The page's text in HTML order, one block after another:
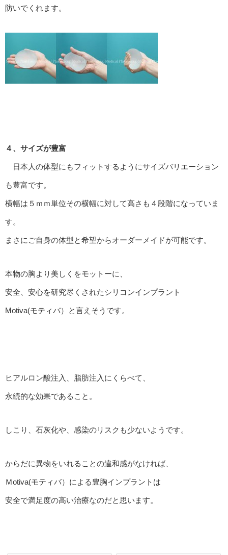
防いでくれます。
４、サイズが豊富
日本人の体型にもフィットするようにサイズバリエーション
も豊富です。
横幅は５ｍｍ単位その横幅に対して高さも４段階になっていま
す。
まさにご自身の体型と希望からオーダーメイドが可能です。
本物の胸より美しくをモットーに、
安全、安心を研究尽くされたシリコンインプラント
Motiva(モティバ）と言えそうです。
ヒアルロン酸注入、脂肪注入にくらべて、
永続的な効果であること。
しこり、石灰化や、感染のリスクも少ないようです。
からだに異物をいれることの違和感がなければ、
Ｍotiva(モティバ）による豊胸インプラントは
安全で満足度の高い治療なのだと思います。